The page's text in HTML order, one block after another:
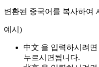
변환된 중국어를 복사하여
예시)
中文 을 입력하시려면
누르시면됩니다.